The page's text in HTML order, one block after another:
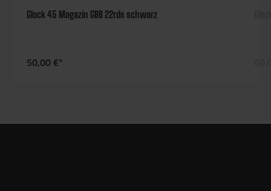
Glock 45 Magazin GBB 22rds schwarz
50,00 €*